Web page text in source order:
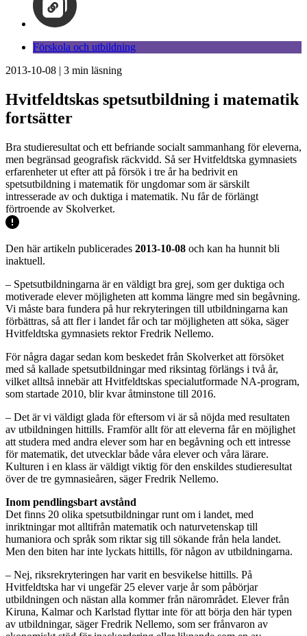
Förskola och utbildning
2013-10-08 | 3 min läsning
Hvitfeldtskas spetsutbildning i matematik
fortsätter
Bra studieresultat och ett befriande socialt sammanhang för eleverna,
men begränsad geografisk räckvidd. Så ser Hvitfeldtska gymnasiets
erfarenheter ut efter att på försök i tre år ha bedrivit en
spetsutbildning i matematik för ungdomar som är särskilt
intresserade av och duktiga i matematik. Nu får de förlängt
förtroende av Skolverket.
Den här artikeln publicerades 2013-10-08 och kan ha hunnit bli
inaktuell.
– Spetsutbildningarna är en väldigt bra grej, som ger duktiga och
motiverade elever möjligheten att komma längre med sin begåvning.
Vi måste bara fundera på hur rekryteringen till utbildningarna kan
förbättras, så att fler i landet får och tar möjligheten att söka, säger
Hvitfeldtska gymnasiets rektor Fredrik Nellemo.
För några dagar sedan kom beskedet från Skolverket att försöket
med så kallade spetsutbildningar med riksintag förlängs i två år,
vilket alltså innebär att Hvitfeldtskas specialutformade NA-program,
som startade 2010, blir kvar åtminstone till 2016.
– Det är vi väldigt glada för eftersom vi är så nöjda med resultaten
av utbildningen hittills. Framför allt för att eleverna får en möjlighet
att studera med andra elever som har en begåvning och ett intresse
för matematik, det utvecklar både våra elever och våra lärare.
Kulturen i en klass är väldigt viktig för den enskildes studieresultat
över de tre gymnasieåren, säger Fredrik Nellemo.
Inom pendlingsbart avstånd
Det finns 20 olika spetsutbildningar runt om i landet, med
inriktningar mot alltifrån matematik och naturvetenskap till
humaniora och språk som riktar sig till sökande från hela landet.
Men den biten har inte lyckats hittills, för någon av utbildningarna.
– Nej, riksrekryteringen har varit en besvikelse hittills. På
Hvitfeldtska har vi ungefär 25 elever varje år som påbörjar
utbildningen och nästan alla kommer från närområdet. Elever från
Kiruna, Kalmar och Karlstad flyttar inte för att börja den här typen
av utbildningar, säger Fredrik Nellemo, som ser frånvaron av